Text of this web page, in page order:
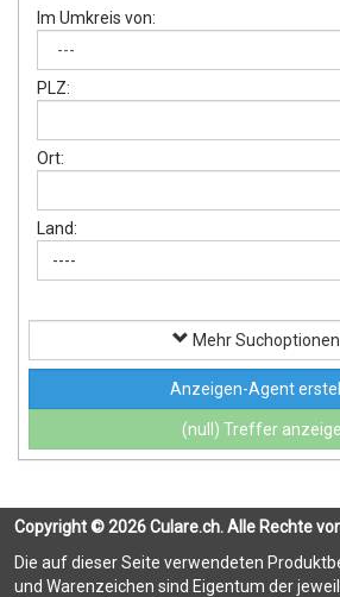
Im Umkreis von:
PLZ:
Ort:
Land:
----
Mehr Suchoptionen
Anzeigen-Agent
(null) Treffer
Copyright © 2026 Culare.ch. Alle Rechte
Die auf dieser Seite verwendeten
und Warenzeichen sind Eigentum der